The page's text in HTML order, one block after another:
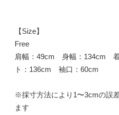
【Size】
Free
肩幅：49cm 身幅：134cm
ト：136cm 袖口：60cm
※採寸方法により1〜3cmの誤
ます